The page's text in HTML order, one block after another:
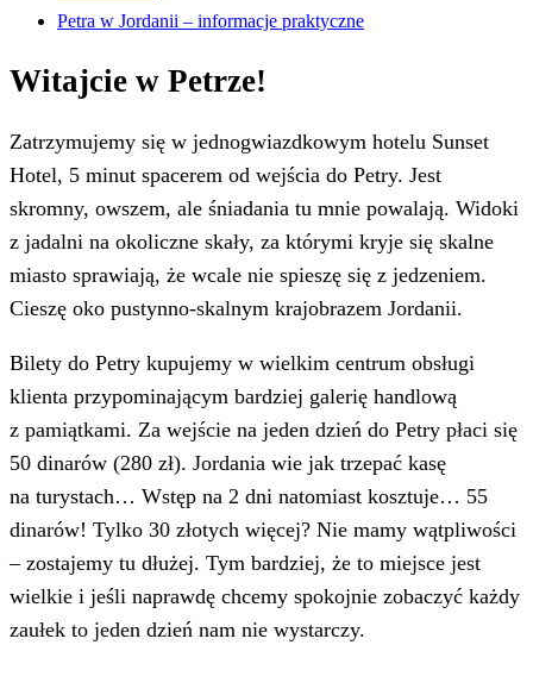
Petra w Jordanii – informacje praktyczne
Witajcie w Petrze!
Zatrzymujemy się w jednogwiazdkowym hotelu Sunset
Hotel, 5 minut spacerem od wejścia do Petry. Jest
skromny, owszem, ale śniadania tu mnie powalają. Widoki
z jadalni na okoliczne skały, za którymi kryje się skalne
miasto sprawiają, że wcale nie spieszę się z jedzeniem.
Cieszę oko pustynno-skalnym krajobrazem Jordanii.
Bilety do Petry kupujemy w wielkim centrum obsługi
klienta przypominającym bardziej galerię handlową
z pamiątkami. Za wejście na jeden dzień do Petry płaci się
50 dinarów (280 zł). Jordania wie jak trzepać kasę
na turystach… Wstęp na 2 dni natomiast kosztuje… 55
dinarów! Tylko 30 złotych więcej? Nie mamy wątpliwości
– zostajemy tu dłużej. Tym bardziej, że to miejsce jest
wielkie i jeśli naprawdę chcemy spokojnie zobaczyć każdy
zaułek to jeden dzień nam nie wystarczy.